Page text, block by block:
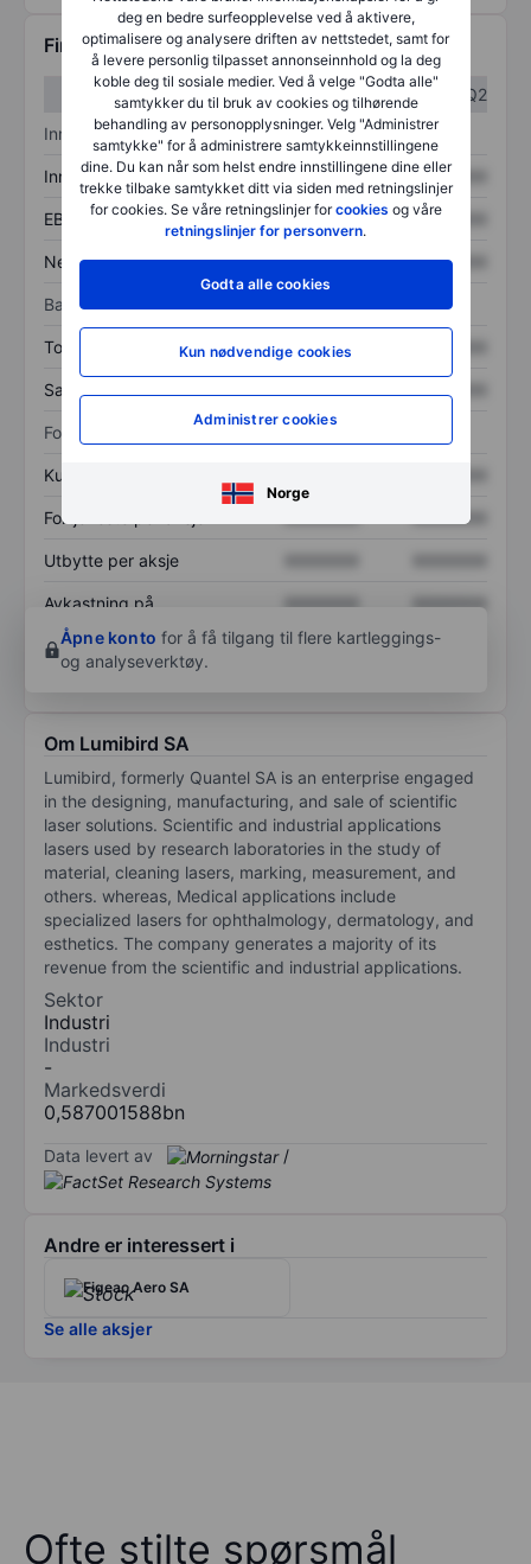
deg en bedre surfeopplevelse ved å aktivere,
optimalisere og analysere driften av nettstedet, samt for
å levere personlig tilpasset annonseinnhold og la deg
koble deg til sosiale medier. Ved å velge "Godta alle"
samtykker du til bruk av cookies og tilhørende
behandling av personopplysninger. Velg "Administrer
samtykke" for å administrere samtykkeinnstillingene
dine. Du kan når som helst endre innstillingene dine eller
trekke tilbake samtykket ditt via siden med retningslinjer
for cookies. Se våre retningslinjer forcookies og våre
retningslinjer for personvern.
Godta alle cookies
Kun nødvendige cookies
Administrer cookies
Norge
Finansiell informasjon
Q1
Q2
Inntektsoversikt
Inntekter XXXXXXX XXXXXXX
EBITDA XXXXXXX XXXXXXX
Nettoinntekt XXXXXXX XXXXXXX
Balanse
Totale eiendeler XXXXXXX
Samlet gjeld
Forholdstall
Kurs/salg
Fortjeneste per aksje XXXXXXX
Utbytte per aksje
Avkastning på
egenkapital
XXXXXXX
XXXXXXX
Åpne konto for å få tilgang til flere kartleggings-
og analyseverktøy.
Om Lumibird SA
Lumibird, formerly Quantel SA is an enterprise engaged
in the designing, manufacturing, and sale of scientific
laser solutions. Scientific and industrial applications
lasers used by research laboratories in the study of
material, cleaning lasers, marking, measurement, and
others. whereas, Medical applications include
specialized lasers for ophthalmology, dermatology, and
esthetics. The company generates a majority of its
revenue from the scientific and industrial applications.
Sektor
Industri
Industri
-
Markedsverdi
0,587001588bn
Data levert av /
Andre er interessert i
Figeac Aero SA
Se alle aksjer
Ofte stilte spørsmål